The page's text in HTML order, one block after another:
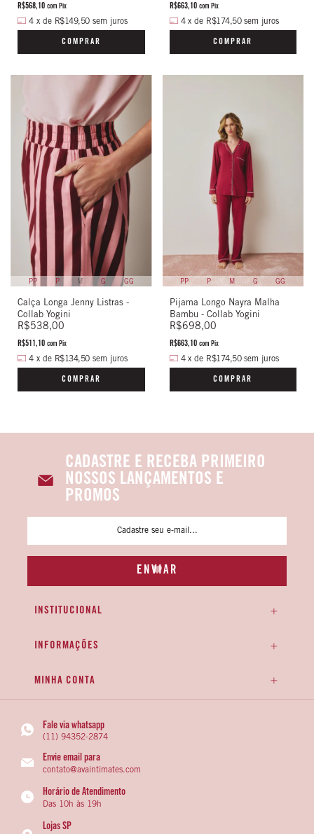
R$568,10 com Pix
4 x de R$149,50 sem juros
COMPRAR
R$663,10 com Pix
4 x de R$174,50 sem juros
COMPRAR
PP P M G GG
Calça Longa Jenny Listras -
Collab Yogini
R$538,00
R$511,10 com Pix
4 x de R$134,50 sem juros
COMPRAR
PP P M G GG
Pijama Longo Nayra Malha
Bambu - Collab Yogini
R$698,00
R$663,10 com Pix
4 x de R$174,50 sem juros
COMPRAR
CADASTRE E RECEBA PRIMEIRO
NOSSOS LANÇAMENTOS E
PROMOS
INSTITUCIONAL
INFORMAÇÕES
MINHA CONTA
Fale via whatsapp
(11) 94352-2874
Envie email para
contato@avaintimates.com
Horário de Atendimento
Das 10h às 19h
Lojas SP